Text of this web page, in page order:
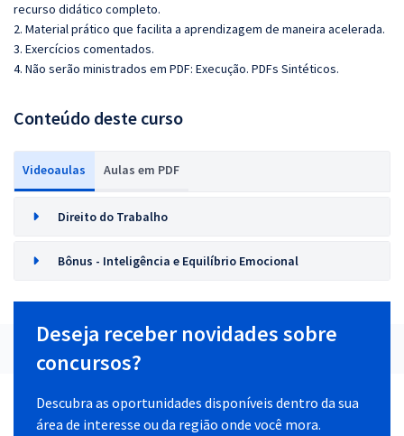
recurso didático completo.
2. Material prático que facilita a aprendizagem de maneira acelerada.
3. Exercícios comentados.
4. Não serão ministrados em PDF: Execução. PDFs Sintéticos.
Conteúdo deste curso
Videoaulas Aulas em PDF
Direito do Trabalho
Bônus - Inteligência e Equilíbrio Emocional
Deseja receber novidades sobre
concursos?
Descubra as oportunidades disponíveis dentro da sua
área de interesse ou da região onde você mora.